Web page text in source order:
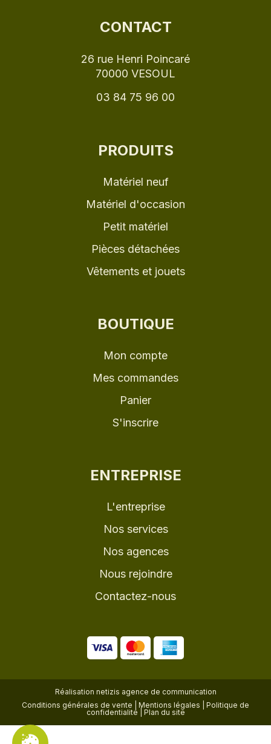
CONTACT
26 rue Henri Poincaré
70000 VESOUL
03 84 75 96 00
PRODUITS
Matériel neuf
Matériel d'occasion
Petit matériel
Pièces détachées
Vêtements et jouets
BOUTIQUE
Mon compte
Mes commandes
Panier
S'inscrire
ENTREPRISE
L'entreprise
Nos services
Nos agences
Nous rejoindre
Contactez-nous
Réalisation netizis agence de communication
Conditions générales de vente
Mentions légales
Politique de
confidentialité
Plan du site